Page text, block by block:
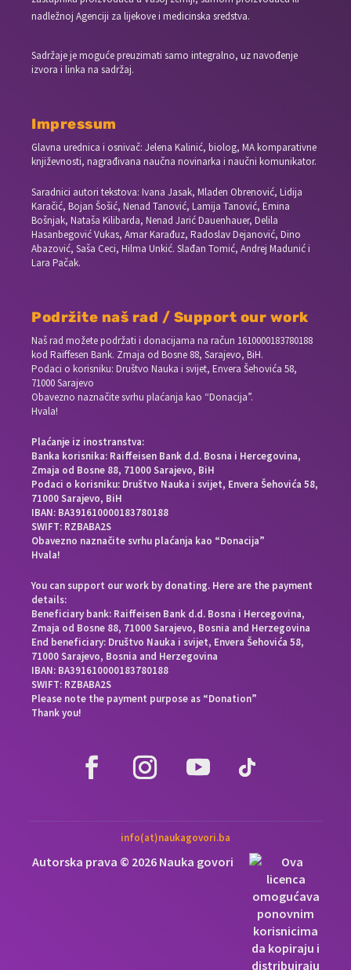
nadležnoj Agenciji za lijekove i medicinska sredstva.
Sadržaje je moguće preuzimati samo integralno, uz navođenje
izvora i linka na sadržaj.
Impressum
Glavna urednica i osnivač: Jelena Kalinić, biolog, MA komparativne
književnosti, nagrađivana naučna novinarka i naučni komunikator.
Saradnici autori tekstova: Ivana Jasak, Mladen Obrenović, Lidija
Karačić, Bojan Šošić, Nenad Tanović, Lamija Tanović, Emina
Bošnjak, Nataša Kilibarda, Nenad Jarić Dauenhauer, Delila
Hasanbegović Vukas, Amar Karađuz, Radoslav Dejanović, Dino
Abazović, Saša Ceci, Hilma Unkić. Slađan Tomić, Andrej Madunić i
Lara Pačak.
Podržite naš rad / Support our work
Naš rad možete podržati i donacijama na račun 1610000183780188
kod Raiffesen Bank. Zmaja od Bosne 88, Sarajevo, BiH.
Podaci o korisniku: Društvo Nauka i svijet, Envera Šehovića 58,
71000 Sarajevo
Obavezno naznačite svrhu plaćanja kao “Donacija”.
Hvala!
Plaćanje iz inostranstva:
Banka korisnika: Raiffeisen Bank d.d. Bosna i Hercegovina,
Zmaja od Bosne 88, 71000 Sarajevo, BiH
Podaci o korisniku: Društvo Nauka i svijet, Envera Šehovića 58,
71000 Sarajevo, BiH
IBAN: BA391610000183780188
SWIFT: RZBABA2S
Obavezno naznačite svrhu plaćanja kao “Donacija”
Hvala!
You can support our work by donating. Here are the payment
details:
Beneficiary bank: Raiffeisen Bank d.d. Bosna i Hercegovina,
Zmaja od Bosne 88, 71000 Sarajevo, Bosnia and Herzegovina
End beneficiary: Društvo Nauka i svijet, Envera Šehovića 58,
71000 Sarajevo, Bosnia and Herzegovina
IBAN: BA391610000183780188
SWIFT: RZBABA2S
Please note the payment purpose as “Donation”
Thank you!
info(at)naukagovori.ba
Autorska prava © 2026 Nauka govori